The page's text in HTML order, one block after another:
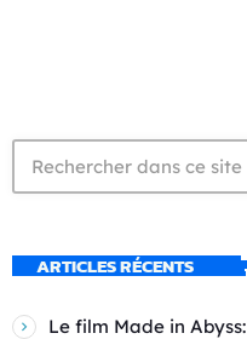
ARTICLES RÉCENTS
Le film Made in